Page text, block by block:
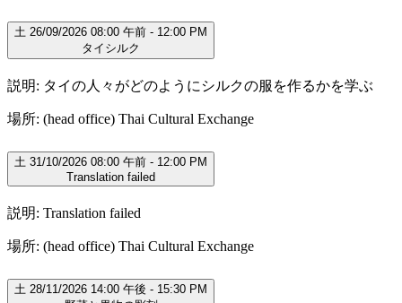
土 26/09/2026 08:00 午前 - 12:00 PM
タイシルク
説明: タイの人々がどのようにシルクの服を作るかを学ぶ
場所: (head office) Thai Cultural Exchange
土 31/10/2026 08:00 午前 - 12:00 PM
Translation failed
説明: Translation failed
場所: (head office) Thai Cultural Exchange
土 28/11/2026 14:00 午後 - 15:30 PM